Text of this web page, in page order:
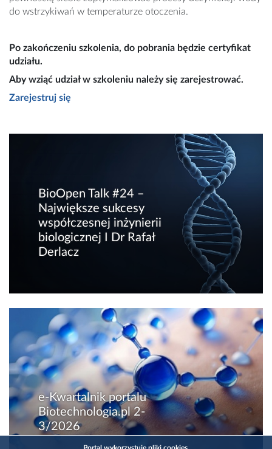
do wstrzykiwań w temperaturze otoczenia.
Po zakończeniu szkolenia, do pobrania będzie certyfikat
udziału.
Aby wziąć udział w szkoleniu należy się zarejestrować.
Zarejestruj się
BioOpen Talk #24 –
Największe sukcesy
współczesnej inżynierii
biologicznej I Dr Rafał
Derlacz
e-Kwartalnik portalu
Biotechnologia.pl 2-
3/2026